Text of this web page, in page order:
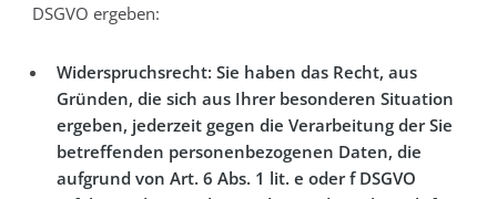
DSGVO ergeben:
Widerspruchsrecht: Sie haben das Recht, aus
Gründen, die sich aus Ihrer besonderen Situation
ergeben, jederzeit gegen die Verarbeitung der Sie
betreffenden personenbezogenen Daten, die
aufgrund von Art. 6 Abs. 1 lit. e oder f DSGVO